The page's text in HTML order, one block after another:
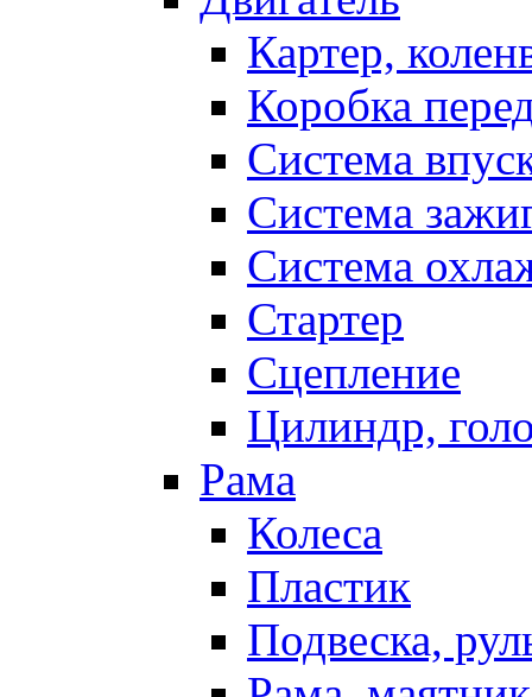
Картер,
Коробка
Система
Система
Система
Стартер
Сцепление
Цилиндр,
Рама
Колеса
Пластик
Подвеска,